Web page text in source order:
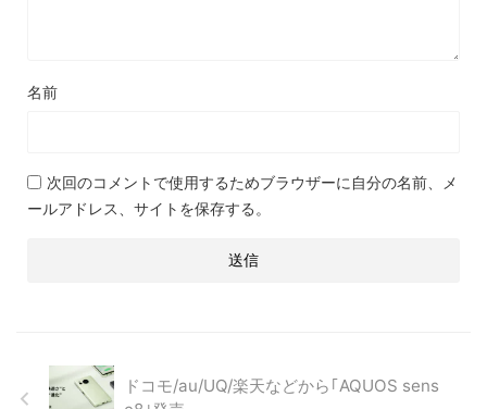
名前
次回のコメントで使用するためブラウザーに自分の名前、メ
ールアドレス、サイトを保存する。
ドコモ/au/UQ/楽天などから｢AQUOS sens